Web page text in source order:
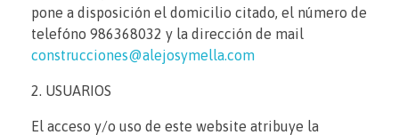
pone a disposición el domicilio citado, el número de
telefóno 986368032 y la dirección de mail
construcciones@alejosymella.com
2. USUARIOS
El acceso y/o uso de este website atribuye la